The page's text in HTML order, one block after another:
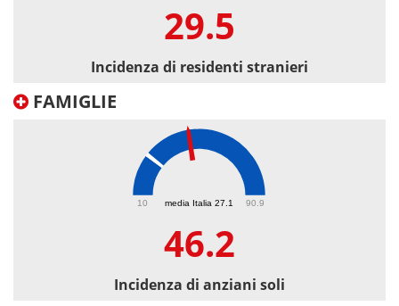
29.5
Incidenza di residenti stranieri
FAMIGLIE
media Italia 27.1
10 90.9
46.2
Incidenza di anziani soli